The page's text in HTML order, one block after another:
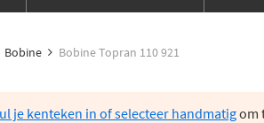
Bobine Bobine Topran 110 921
je kenteken in of selecteer handmatigom